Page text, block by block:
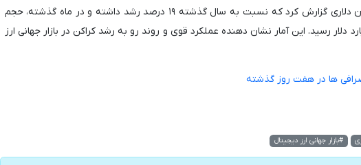
کراکن در سه ماهه اول سال ۲۰۲۵، درآمد ۴۷۲ میلیون دلاری گزارش کرد که نسبت به سال گذشته ۱۹ درصد رشد داشته و در ماه گذشته، حجم
این صرافی در جفت های دلاری به ۴۰.۵ میلیارد دلار رسید. این آمار نشان دهنده عملکرد قوی و روند رو به رشد کراکن در بازار جهانی ارز
#بازار جهانی ارز دیجیتال